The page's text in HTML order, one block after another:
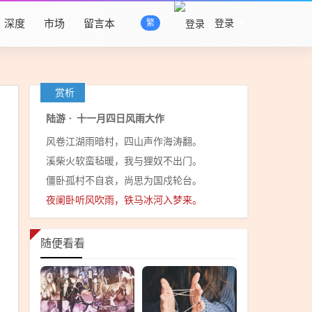
登录
繁
深度 市场 留言本
赏析
陆游 · 十一月四日风雨大作
风卷江湖雨暗村，四山声作海涛翻。
溪柴火软蛮毡暖，我与狸奴不出门。
僵卧孤村不自哀，尚思为国戍轮台。
夜阑卧听风吹雨，铁马冰河入梦来。
随便看看